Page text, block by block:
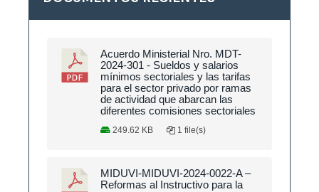
Acuerdo Ministerial Nro. MDT-
2024-301 - Sueldos y salarios
mínimos sectoriales y las tarifas
para el sector privado por ramas
de actividad que abarcan las
diferentes comisiones sectoriales
249.62 KB 1 file(s)
MIDUVI-MIDUVI-2024-0022-A –
Reformas al Instructivo para la